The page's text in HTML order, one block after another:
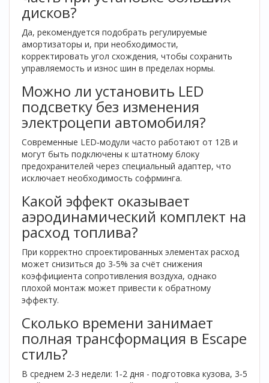
дисков?
Да, рекомендуется подобрать регулируемые
амортизаторы и, при необходимости,
корректировать угол схождения, чтобы сохранить
управляемость и износ шин в пределах нормы.
Можно ли установить LED
подсветку без изменения
электроцепи автомобиля?
Современные LED‑модули часто работают от 12В и
могут быть подключены к штатному блоку
предохранителей через специальный адаптер, что
исключает необходимость софрминга.
Какой эффект оказывает
аэродинамический комплект на
расход топлива?
При корректно спроектированных элементах расход
может снизиться до 3‑5% за счёт снижения
коэффициента сопротивления воздуха, однако
плохой монтаж может привести к обратному
эффекту.
Сколько времени занимает
полная трансформация в Escape
стиль?
В среднем 2‑3 недели: 1‑2 дня - подготовка кузова, 3‑5